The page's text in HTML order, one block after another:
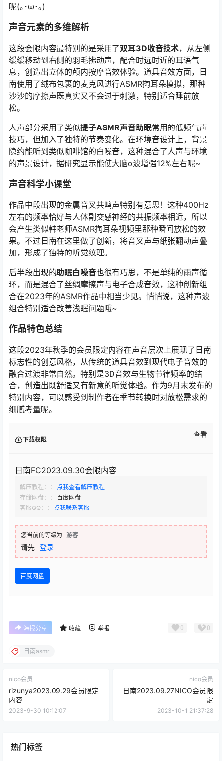
呢(｡･ω･｡)
声音元素的多维解析
这段会限内容最特别的是采用了双耳3D收音技术，从左侧
缓缓移动到右侧的羽毛拂动声，配合时远时近的耳语气
息，创造出立体的颅内按摩音效体验。道具音效方面，日
南使用了绒布包裹的麦克风进行ASMR掏耳朵模拟，那种
沙沙的摩擦声既真实又不会过于刺激，特别适合睡前放
松。
人声部分采用了类似提子ASMR声音助眠常用的低频气声
技巧，但加入了独特的节奏变化。在环境音设计上，背景
隐约能听到类似咖啡馆的白噪音，这种混合了人声与环境
的声景设计，据研究显示能使大脑α波增强12%左右呢~
声音科学小课堂
作品中段出现的金属音叉共鸣声特别有意思！这种400Hz
左右的频率恰好与人体副交感神经的共振频率相近，所以
会产生类似韩老师ASMR掏耳朵视频里那种瞬间放松的效
果。不过日南在这里做了创新，将音叉声与纸张翻动声叠
加，形成了独特的听觉纹理。
后半段出现的助眠白噪音也很有巧思，不是单纯的雨声循
环，而是混合了丝绸摩擦声与电子合成音效，这种创新组
合在2023年的ASMR作品中相当少见。悄悄说，这种声波
组合特别适合改善浅眠问题哦~
作品特色总结
这段2023年秋季的会员限定内容在声音层次上展现了日南
标志性的创意风格，从传统的道具音效到现代电子音效的
融合过渡非常自然。特别是3D音效与生物节律频率的结
合，创造出既舒适又有新意的听觉体验。作为9月末发布的
特别内容，可以感受到制作者在季节转换时对放松需求的
细腻考量呢。
下载权限
查看
日南FC2023.09.30会限内容
解压教程：：
点我查看解压教程
存储网盘：：
百度网盘
客服QQ：：
点我联系客服
您当前的等级为 游客
请先 登录
百度网盘
海报分享 收藏 举报 0 0
日南asmr
nico会员
rizunya2023.09.29会员限定
内容
2023-9-30 10:12:07
nico会员
日南2023.09.27NICO会员限
定
2023-10-1 21:37:28
热门标签